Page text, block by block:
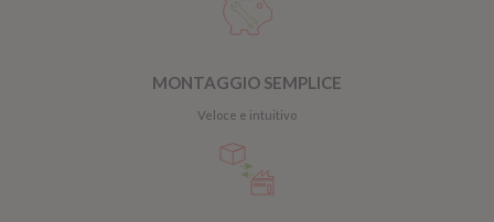
MONTAGGIO SEMPLICE
Veloce e intuitivo